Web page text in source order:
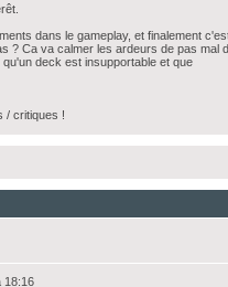
dans le gameplay, et finalement
? Ca va calmer les ardeurs de pas mal
deck est insupportable et que
/ critiques !
18:16